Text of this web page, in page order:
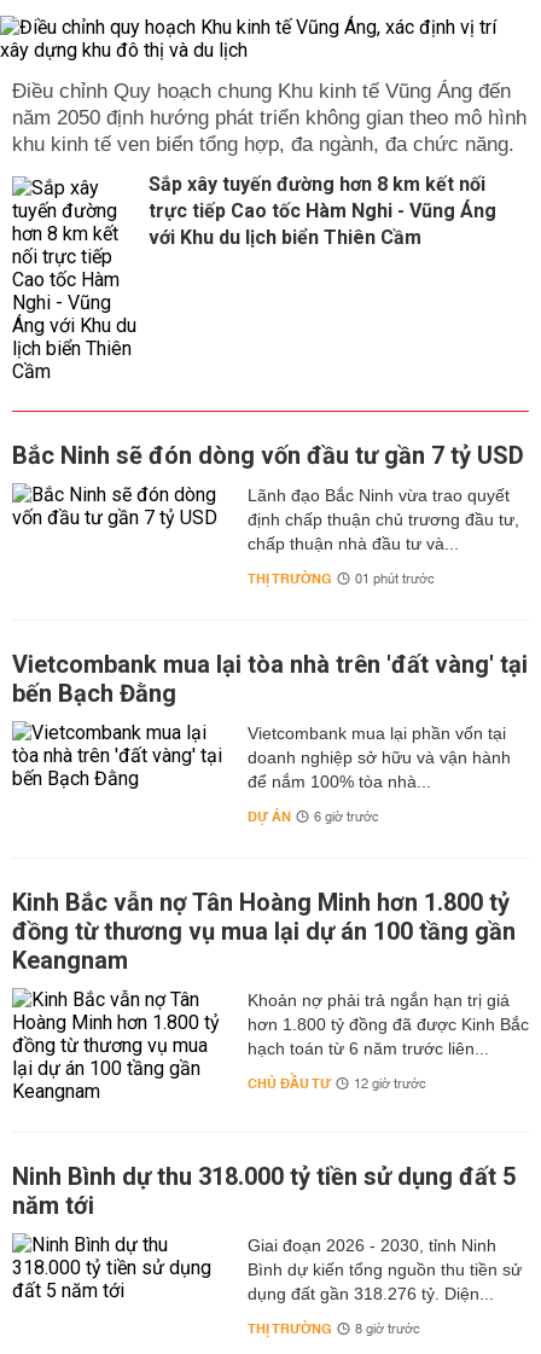
Điều chỉnh Quy hoạch chung Khu kinh tế Vũng Áng đến
năm 2050 định hướng phát triển không gian theo mô hình
khu kinh tế ven biển tổng hợp, đa ngành, đa chức năng.
Sắp xây tuyến đường hơn 8 km kết nối
trực tiếp Cao tốc Hàm Nghi - Vũng Áng
với Khu du lịch biển Thiên Cầm
Bắc Ninh sẽ đón dòng vốn đầu tư gần 7 tỷ USD
Lãnh đạo Bắc Ninh vừa trao quyết
định chấp thuận chủ trương đầu tư,
chấp thuận nhà đầu tư và...
THỊ TRƯỜNG 01 phút trước
Vietcombank mua lại tòa nhà trên 'đất vàng' tại
bến Bạch Đằng
Vietcombank mua lại phần vốn tại
doanh nghiệp sở hữu và vận hành
để nắm 100% tòa nhà...
DỰ ÁN 6 giờ trước
Kinh Bắc vẫn nợ Tân Hoàng Minh hơn 1.800 tỷ
đồng từ thương vụ mua lại dự án 100 tầng gần
Keangnam
hơn 1.800 tỷ đồng đã được Kinh Bắc
hạch toán từ 6 năm trước liên...
CHỦ ĐẦU TƯ 12 giờ trước
Ninh Bình dự thu 318.000 tỷ tiền sử dụng đất 5
năm tới
Giai đoạn 2026 - 2030, tỉnh Ninh
Bình dự kiến tổng nguồn thu tiền sử
dụng đất gần 318.276 tỷ. Diện...
THỊ TRƯỜNG 8 giờ trước